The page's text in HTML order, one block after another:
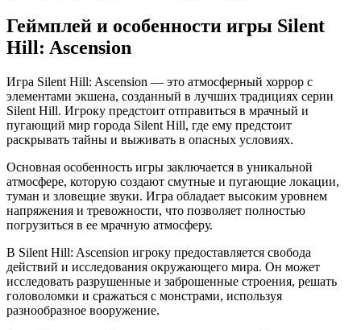
Геймплей и особенности игры Silent
Hill: Ascension
Игра Silent Hill: Ascension — это атмосферный хоррор с
элементами экшена, созданный в лучших традициях серии
Silent Hill. Игроку предстоит отправиться в мрачный и
пугающий мир города Silent Hill, где ему предстоит
раскрывать тайны и выживать в опасных условиях.
Основная особенность игры заключается в уникальной
атмосфере, которую создают смутные и пугающие локации,
туман и зловещие звуки. Игра обладает высоким уровнем
напряжения и тревожности, что позволяет полностью
погрузиться в ее мрачную атмосферу.
В Silent Hill: Ascension игроку предоставляется свобода
действий и исследования окружающего мира. Он может
исследовать разрушенные и заброшенные строения, решать
головоломки и сражаться с монстрами, используя
разнообразное вооружение.